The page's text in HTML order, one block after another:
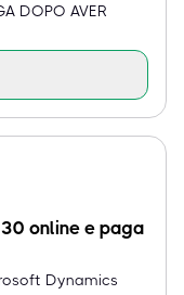
DOPO AVER
online e paga
Dynamics